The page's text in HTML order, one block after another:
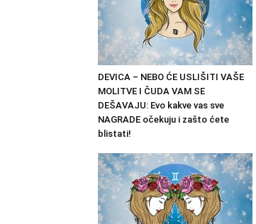
DEVICA – NEBO ĆE USLIŠITI VAŠE
MOLITVE I ČUDA VAM SE
DEŠAVAJU: Evo kakve vas sve
NAGRADE očekuju i zašto ćete
blistati!